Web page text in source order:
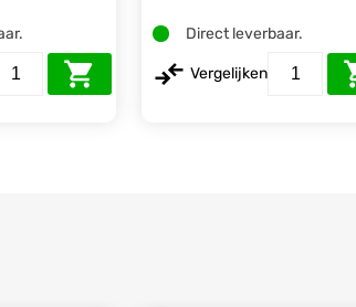
Direct leverbaar.
Vergelijken